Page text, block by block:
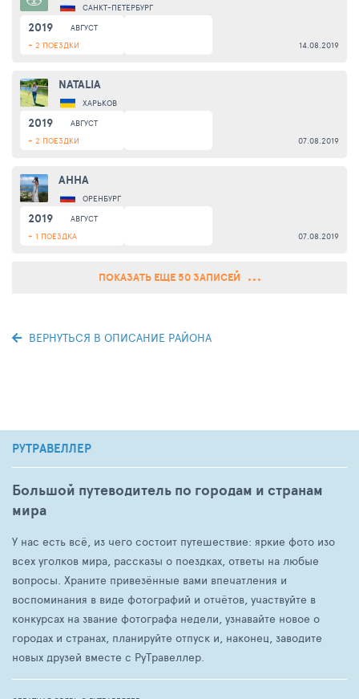
САНКТ-ПЕТЕРБУРГ
2019
АВГУСТ
+ 2 ПОЕЗДКИ
14.08.2019
NATALIA
ХАРЬКОВ
2019
АВГУСТ
+ 2 ПОЕЗДКИ
07.08.2019
АННА
ОРЕНБУРГ
2019
АВГУСТ
+ 1 ПОЕЗДКА
07.08.2019
ПОКАЗАТЬ ЕЩЕ 50 ЗАПИСЕЙ
ВЕРНУТЬСЯ В ОПИСАНИЕ РАЙОНА
РУТРАВЕЛЛЕР
Большой путеводитель по городам и странам
мира
У нас есть всё, из чего состоит путешествие: яркие фото изо
всех уголков мира, рассказы о поездках, ответы на любые
вопросы. Храните привезённые вами впечатления и
воспоминания в виде фотографий и отчётов, участвуйте в
конкурсах на звание фотографа недели, узнавайте новое о
городах и странах, планируйте отпуск и, наконец, заводите
новых друзей вместе с РуТравеллер.